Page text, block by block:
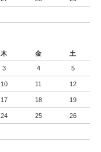
木 金 土
3 4 5
10 11 12
17 18 19
24 25 26